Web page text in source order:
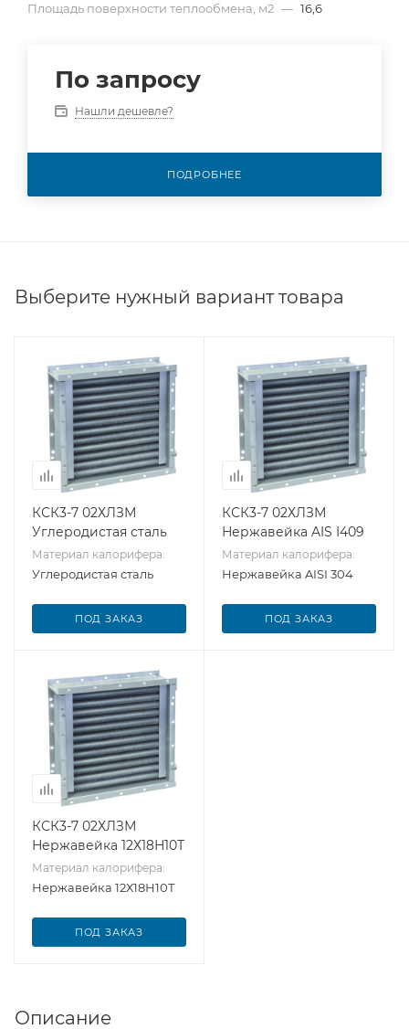
Площадь поверхности теплообмена, м2 — 16,6
По запросу
Нашли дешевле?
ПОДРОБНЕЕ
Выберите нужный вариант товара
КСК3-7 02ХЛЗМ
Углеродистая сталь
Материал калорифера:
Углеродистая сталь
ПОД ЗАКАЗ
КСК3-7 02ХЛЗМ
Нержавейка AIS I409
Материал калорифера:
Нержавейка AISI 304
ПОД ЗАКАЗ
КСК3-7 02ХЛЗМ
Нержавейка 12Х18Н10Т
Материал калорифера:
Нержавейка 12Х18Н10Т
ПОД ЗАКАЗ
Описание